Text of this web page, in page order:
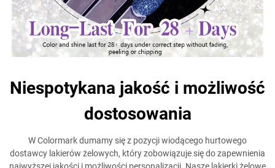
Niespotykana jakość i możliwość
dostosowania
W Colormark dumamy się z pozycji wiodącego hurtowego
dostawcy lakierów żelowych, który zobowiązuje się do zapewnienia